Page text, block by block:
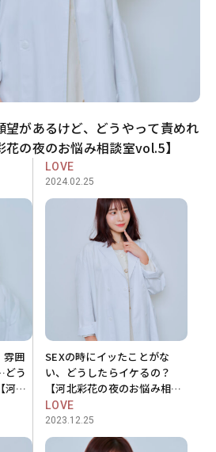
望があるけど、どうやって責めれ
の夜のお悩み相談室vol.5】
雰囲
う
河北
LOVE
2024.02.25
SEXの時にイッたことがな
い、どうしたらイケるの？
【河北彩花の夜のお悩み相談
室vol.3】
LOVE
2023.12.25